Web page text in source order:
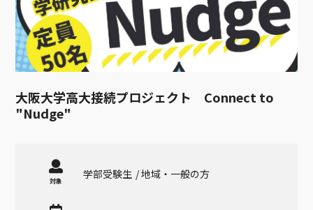
大阪大学高大接続プロジェクト Connect to
"Nudge"
対象
学部受験生 地域・一般の方